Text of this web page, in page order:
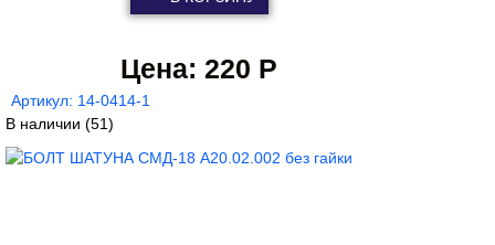
Цена: 220 Р
Артикул: 14-0414-1
В наличии (51)